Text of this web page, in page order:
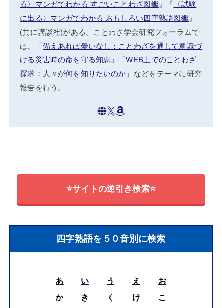
る〉マンガでわかる すごいことわざ図鑑』『 〈試験
に出る〉マンガでわかる おもしろい四字熟語図鑑』
(共に講談社)がある。ことわざ学会研究フォーラムで
は、「備えあれば憂いなし：ことわざを通して意識づ
ける災害時の命を守る知恵 」「WEB上でのことわざ
探求：人々が何を知りたいのか 」などをテーマに研究
報告を行う。
⭐サイトの逆引き検索⭐
四字熟語を５０音別に検索
あ い う え
お
か
き く け
こ